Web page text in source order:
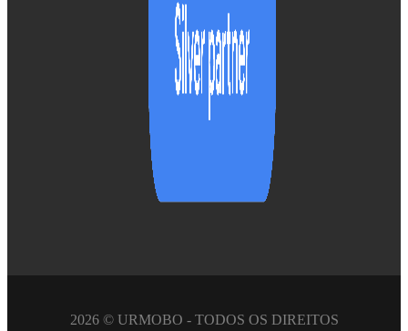
2026 © URMOBO - TODOS OS DIREITOS